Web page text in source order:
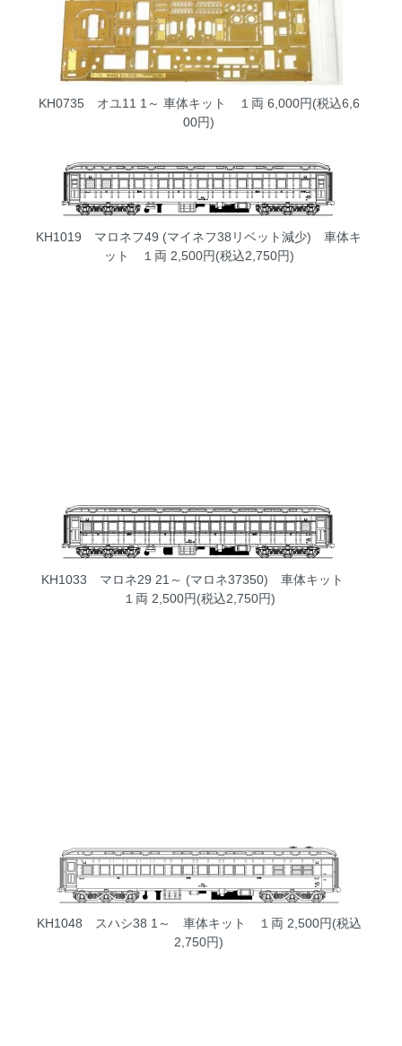
KH0735 オユ11 1～ 車体キット １両 6,000円(税込6,6
00円)
KH1019 マロネフ49 (マイネフ38リベット減少) 車体キ
ット １両 2,500円(税込2,750円)
KH1033 マロネ29 21～ (マロネ37350) 車体キット
１両 2,500円(税込2,750円)
KH1048 スハシ38 1～ 車体キット １両 2,500円(税込
2,750円)